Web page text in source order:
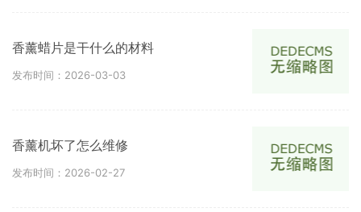
香薰蜡片是干什么的材料
发布时间：2026-03-03
香薰机坏了怎么维修
发布时间：2026-02-27